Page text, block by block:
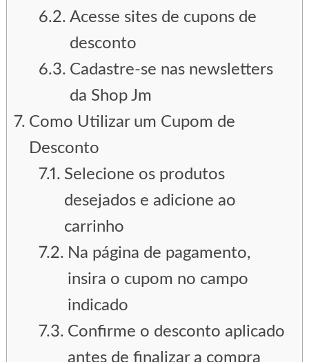
Acesse sites de cupons de
desconto
Cadastre-se nas newsletters
da Shop Jm
Como Utilizar um Cupom de
Desconto
Selecione os produtos
desejados e adicione ao
carrinho
Na página de pagamento,
insira o cupom no campo
indicado
Confirme o desconto aplicado
antes de finalizar a compra